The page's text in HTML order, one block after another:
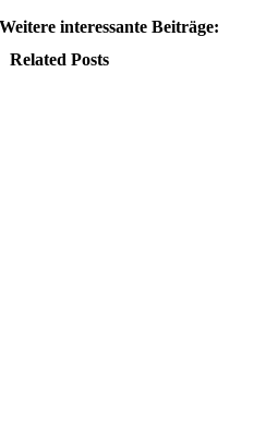
Weitere interessante Beiträge:
Related Posts